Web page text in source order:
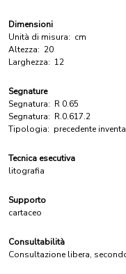
Dimensioni
Unità di misura: cm
Altezza: 20
Larghezza: 12
Segnature
Segnatura: R 0.65
Segnatura: R.0.617.2
Tipologia: precedente
Tecnica esecutiva
litografia
Supporto
cartaceo
Consultabilità
Consultazione libera,